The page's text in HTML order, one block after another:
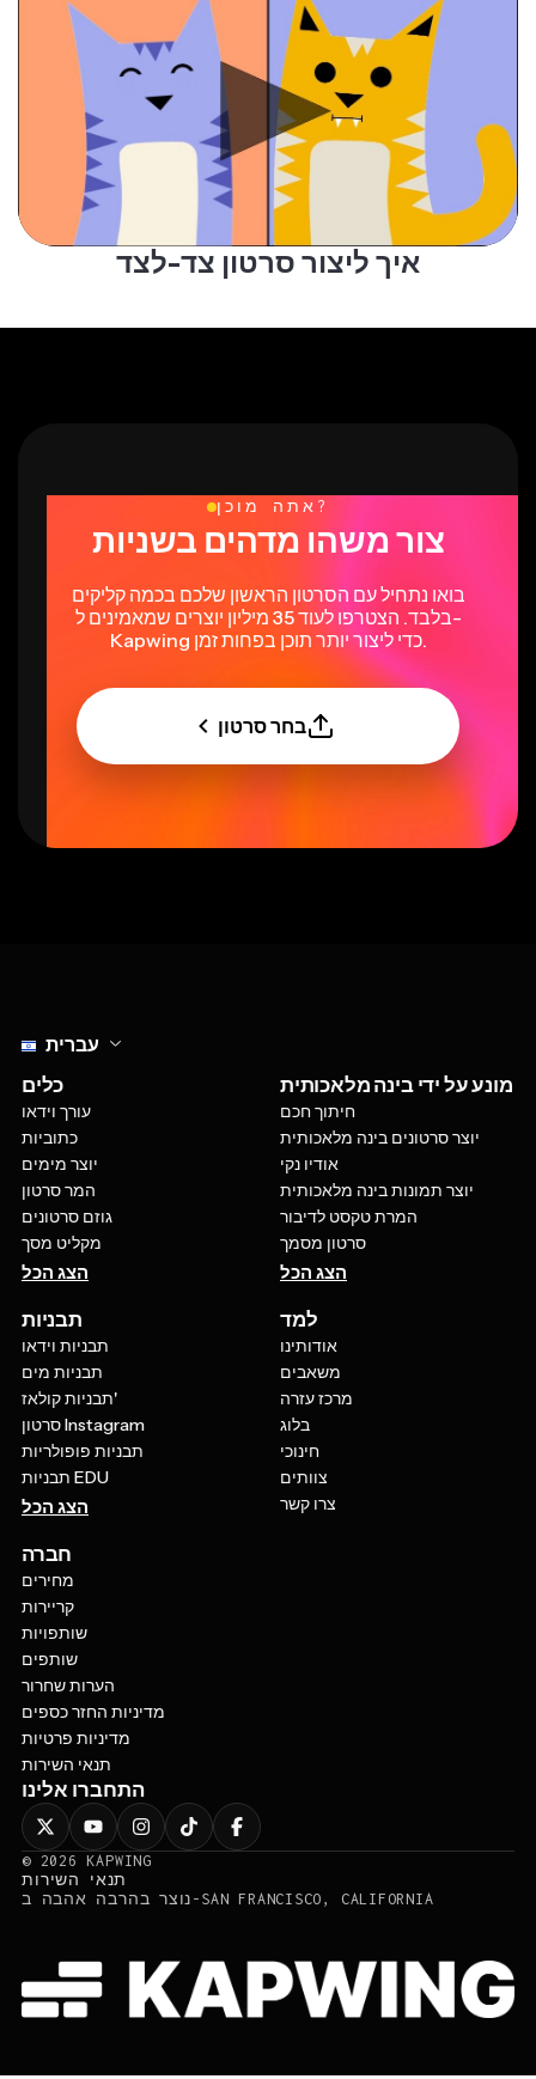
איך ליצור סרטון צד-לצד
אתה מוכן?
צור משהו מדהים בשניות
בואו נתחיל עם הסרטון הראשון שלכם בכמה קליקים
בלבד. הצטרפו לעוד 35 מיליון יוצרים שמאמינים ל-
Kapwing כדי ליצור יותר תוכן בפחות זמן.
בחר סרטון
עברית
כלים
עורך וידאו
כתוביות
יוצר מימים
המר סרטון
גוזם סרטונים
מקליט מסך
הצג הכל
מונע על ידי בינה מלאכותית
חיתוך חכם
יוצר סרטונים בינה מלאכותית
אודיו נקי
יוצר תמונות בינה מלאכותית
המרת טקסט לדיבור
סרטון מסמך
הצג הכל
תבניות
תבניות וידאו
תבניות מים
תבניות קולאז'
סרטון Instagram
תבניות פופולריות
תבניות EDU
הצג הכל
למד
אודותינו
משאבים
מרכז עזרה
בלוג
חינוכי
צוותים
צרו קשר
חברה
מחירים
קריירות
שותפויות
שותפים
הערות שחרור
מדיניות החזר כספים
מדיניות פרטיות
תנאי השירות
התחברו אלינו
© 2026
KAPWING
תנאי השירות
נוצר בהרבה אהבה ב-SAN FRANCISCO, CALIFORNIA